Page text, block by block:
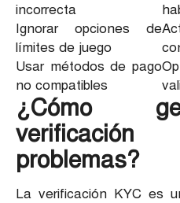
incorrecta
Ignorar opciones de
límites de juego
Usar métodos de pago
no compatibles
¿Cómo
problemas?
La verificación KYC es